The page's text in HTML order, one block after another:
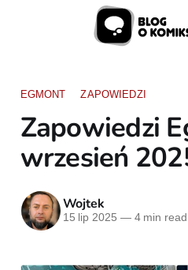
EGMONT ZAPOWIEDZI
Zapowiedzi
wrzesień
Wojtek
15 lip 2025 —4 min read